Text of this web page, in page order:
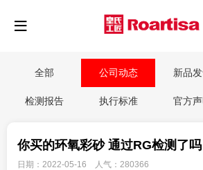
全部 公司动态 新品
检测报告 执行标准 官方
你买的环氧彩砂 通过RG检测了吗
日期：2022-05-16 人气：280366